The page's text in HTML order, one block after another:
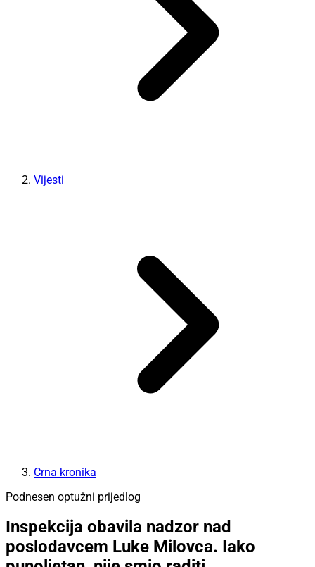
Vijesti
Crna kronika
Podnesen optužni prijedlog
Inspekcija obavila nadzor nad
poslodavcem Luke Milovca. Iako